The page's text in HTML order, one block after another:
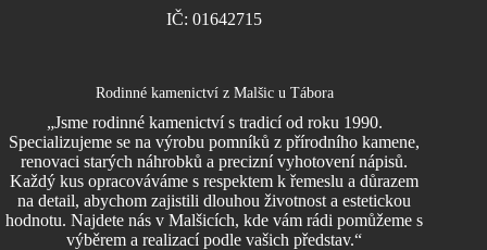
IČ: 01642715
Rodinné kamenictví z Malšic u Tábora
„Jsme rodinné kamenictví s tradicí od roku 1990.
Specializujeme se na výrobu pomníků z přírodního kamene,
renovaci starých náhrobků a precizní vyhotovení nápisů.
Každý kus opracováváme s respektem k řemeslu a důrazem
na detail, abychom zajistili dlouhou životnost a estetickou
hodnotu. Najdete nás v Malšicích, kde vám rádi pomůžeme s
výběrem a realizací podle vašich představ.“